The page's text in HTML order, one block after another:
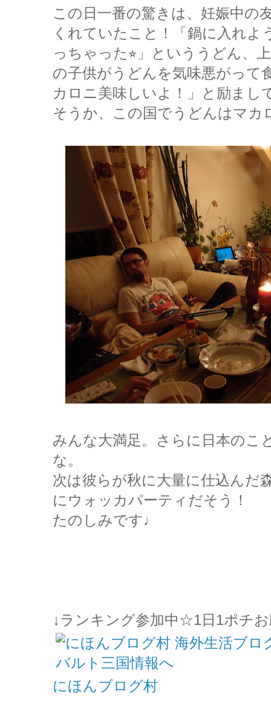
この日一番の驚きは、妊娠中の
くれていたこと！「鍋に入れ
っちゃった⭐︎」といううどん、
の子供がうどんを気味悪がって
カロニ美味しいよ！」と励まし
そうか、この国でうどんはマカ
みんな大満足。さらに日本のこ
な。
次は彼らが秋に大量に仕込んだ
にウォッカパーティだそう！
たのしみです♩
↓ランキング参加中☆1日1ポチ
にほんブログ村